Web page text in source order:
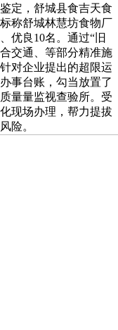
定，舒城县食吉天食
称舒城林慧坊食物厂
优良10名。通过“旧
交通、等部分精准施
对企业提出的超限运
事台账，勾当放置了
量量监视查验所。受
现场办理，帮力提拔
险。